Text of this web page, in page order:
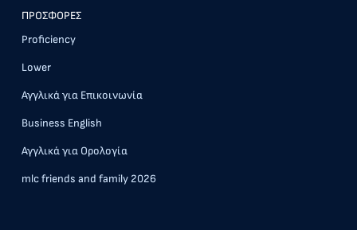
ΠΡΟΣΦΟΡΕΣ
Proficiency
Lower
Αγγλικά για Επικοινωνία
Business English
Αγγλικά για Ορολογία
mlc friends and family 2026